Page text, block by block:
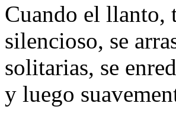
Cuando el llanto,
silencioso, se
solitarias, se
y luego